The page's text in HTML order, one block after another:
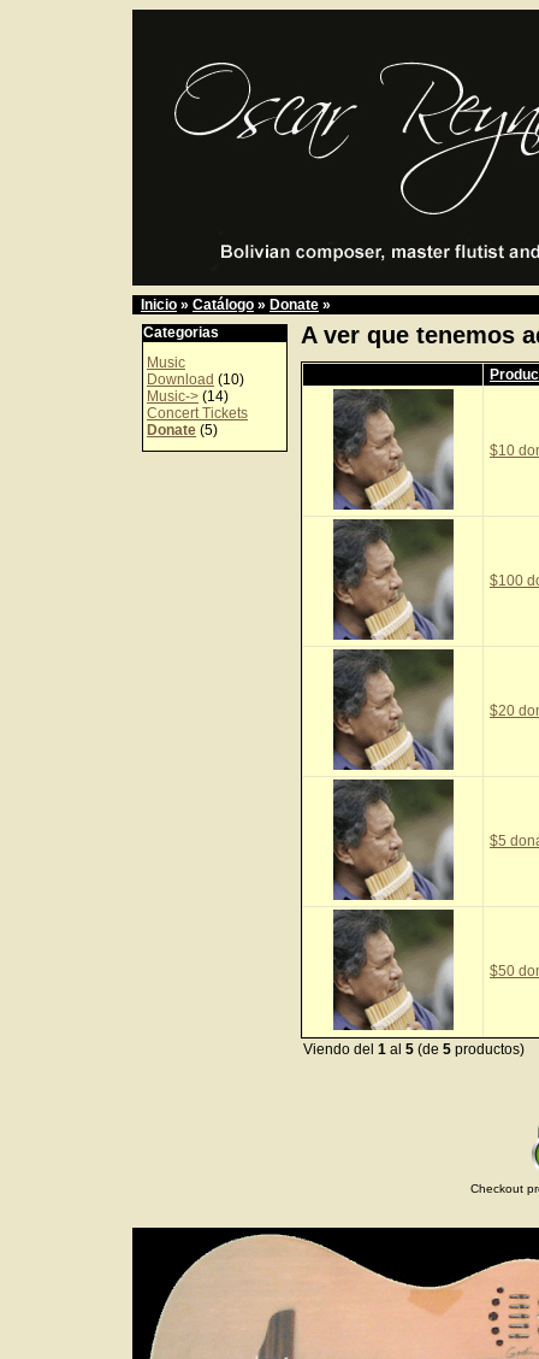
Inicio » Catálogo » Donate »
Categorias
Music
Download (10)
Music-> (14)
Concert Tickets
Donate (5)
A ver que tenemos
$10
$100
$20
$5
$50
Viendo del 1 al 5 (de 5 productos)
Checkout